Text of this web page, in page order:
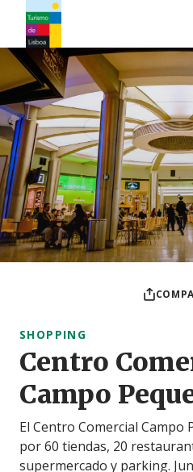
Logo de Turismo de Lisboa
SHOPPING
Centro
Campo
El Centro Comercial Campo
por 60 tiendas, 20
supermercado y parking.